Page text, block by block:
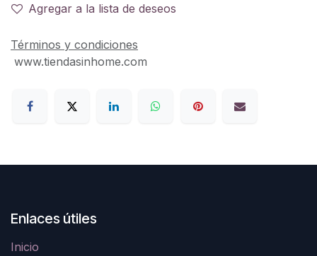
Agregar a la lista de deseos
Términos y condiciones
www.tiendasinhome.com
Enlaces útiles
Inicio